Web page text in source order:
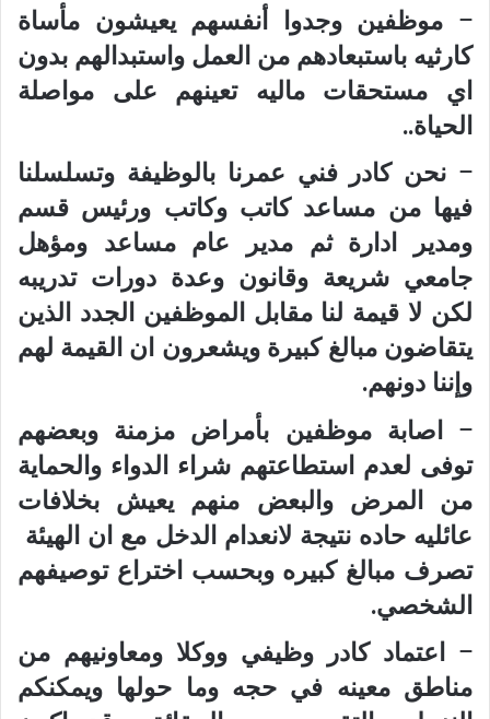
– موظفين وجدوا أنفسهم يعيشون مأساة
كارثيه باستبعادهم من العمل واستبدالهم بدون
اي مستحقات ماليه تعينهم على مواصلة
الحياة..
– نحن كادر فني عمرنا بالوظيفة وتسلسلنا
فيها من مساعد كاتب وكاتب ورئيس قسم
ومدير ادارة ثم مدير عام مساعد ومؤهل
جامعي شريعة وقانون وعدة دورات تدريبه
لكن لا قيمة لنا مقابل الموظفين الجدد الذين
يتقاضون مبالغ كبيرة ويشعرون ان القيمة لهم
وإننا دونهم.
– اصابة موظفين بأمراض مزمنة وبعضهم
توفى لعدم استطاعتهم شراء الدواء والحماية
من المرض والبعض منهم يعيش بخلافات
عائليه حاده نتيجة لانعدام الدخل مع ان الهيئة
تصرف مبالغ كبيره وبحسب اختراع توصيفهم
الشخصي.
– اعتماد كادر وظيفي ووكلا ومعاونيهم من
مناطق معينه في حجه وما حولها ويمكنكم